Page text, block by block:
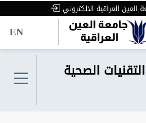
العين العراقية الالكتروني
EN
الصحية